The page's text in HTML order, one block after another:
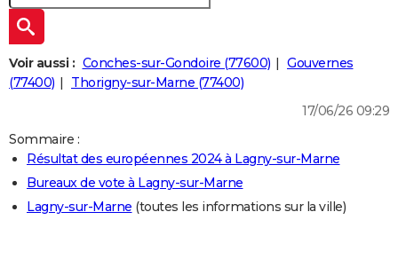
Retraite
Impôts
Epargne
Immobilier
Risques naturels par ville
Banque
Assurance
Crédit
AUTO
Essais
Réserver un essai
Citadines
Berlines
SUV
Forum auto
+
HIGH-TECH
Mobiles
Meilleur smartphone
Internet
Ordinateurs
Jeux vidéo
Guide high-tech
+
BRICOLAGE
Guides de France
Escapades
Patrimoine
Expositions
Musées
Week-end nature
LIFESTYLE
Art de vivre
Bien-être
Loisirs
Mode
Modes de vie
Voir aussi : Conches-sur-Gondoire (77600)
Gouvernes
(77400)
Thorigny-sur-Marne (77400)
17/06/26 09:29
Sommaire :
Résultat des européennes 2024 à Lagny-sur-Marne
Bureaux de vote à Lagny-sur-Marne
Lagny-sur-Marne (toutes les informations sur la ville)